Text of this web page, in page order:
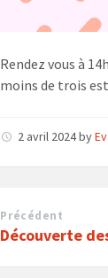
Rendez vous à
moins de trois
2 avril 2024by
Précédent
Découverte